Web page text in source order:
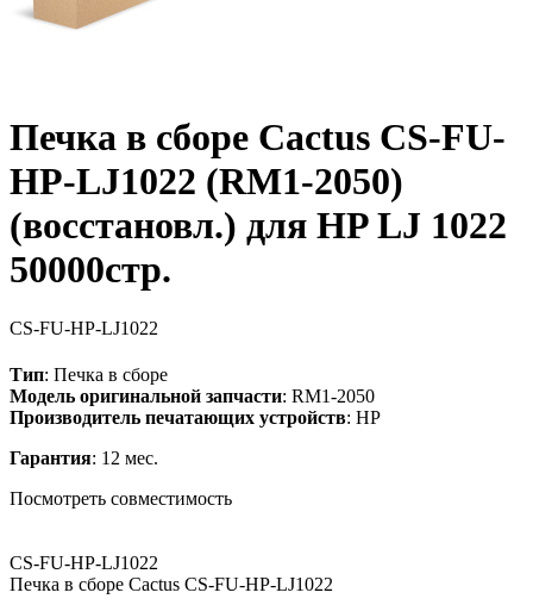
Печка в сборе Cactus CS-FU-
HP-LJ1022 (RM1-2050)
(восстановл.) для HP LJ 1022
50000стр.
CS-FU-HP-LJ1022
Тип: Печка в сборе
Модель оригинальной запчасти: RM1-2050
Производитель печатающих устройств: HP
Гарантия: 12 мес.
Посмотреть совместимость
CS-FU-HP-LJ1022
Печка в сборе Cactus CS-FU-HP-LJ1022